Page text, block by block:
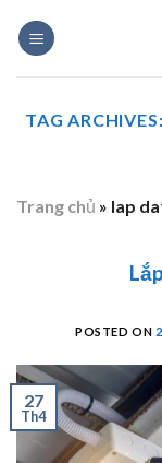
TAG ARCHIVES:
Trang chủ » lap
POSTED ON
27
Th4